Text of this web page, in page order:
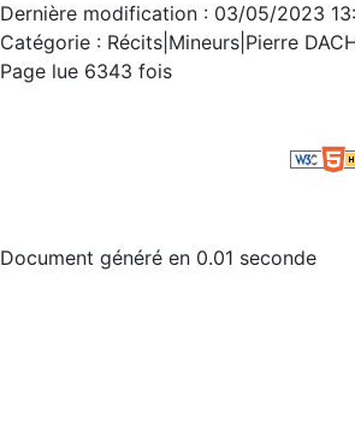
Dernière modification : 03/05/2023
Catégorie : Récits|Mineurs|Pierre
Page lue 6343 fois
Document généré en 0.01 seconde